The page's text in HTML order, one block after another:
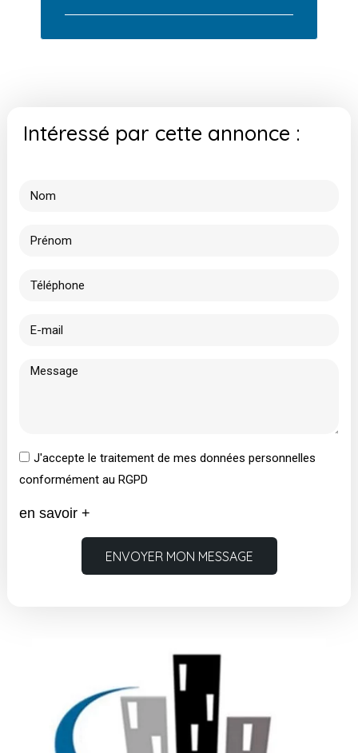
Intéressé par cette annonce :
J'accepte le traitement de mes données personnelles
conformément au RGPD
en savoir +
ENVOYER MON MESSAGE